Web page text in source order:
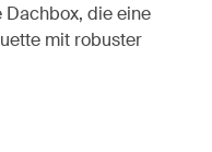
die eine
mit robuster